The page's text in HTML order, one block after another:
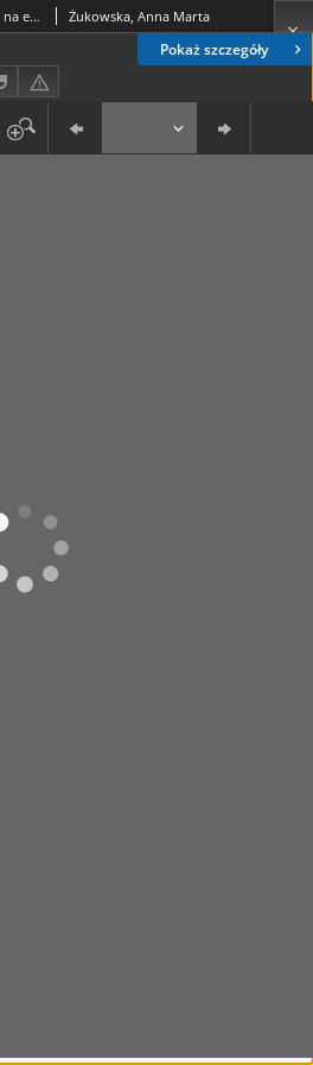
Pokaż szczegóły
Wpływ ideologii marksistowskiej na edukację plastyczną w polskim szkolnictwie ogólnokształcącym w latach 1948–1959 Żukowska, Anna Marta